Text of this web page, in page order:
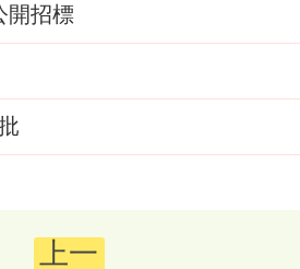
開招標
上一